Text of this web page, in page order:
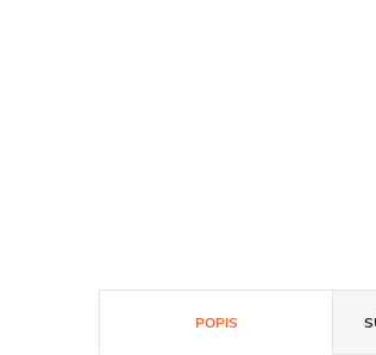
POPIS